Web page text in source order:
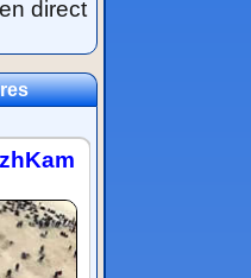
direct